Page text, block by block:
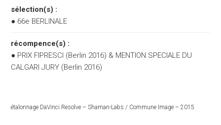
sélection(s) :
● 66e BERLINALE
récompence(s) :
● PRIX FIPRESCI (Berlin 2016) & MENTION SPECIALE DU
CALGARI JURY (Berlin 2016)
étalonnage DaVinci Resolve – Shaman-Labs / Commune Image – 2015